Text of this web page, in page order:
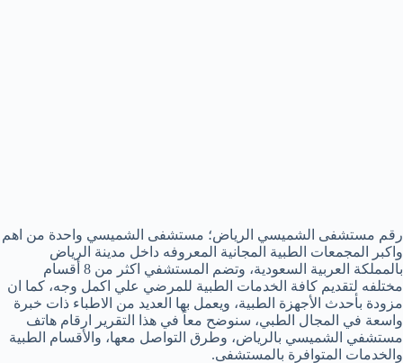
رقم مستشفى الشميسي الرياض؛ مستشفى الشميسي واحدة من اهم
واكبر المجمعات الطبية المجانية المعروفه داخل مدينة الرياض
بالمملكة العربية السعودية، وتضم المستشفي اكثر من 8 أقسام
مختلفه لتقديم كافة الخدمات الطبية للمرضي علي اكمل وجه، كما ان
مزودة بأحدث الأجهزة الطبية، ويعمل بها العديد من الاطباء ذات خبرة
واسعة في المجال الطبي، سنوضح معاً في هذا التقرير ارقام هاتف
مستشفي الشميسي بالرياض، وطرق التواصل معها، والأقسام الطبية
والخدمات المتوافرة بالمستشفى.